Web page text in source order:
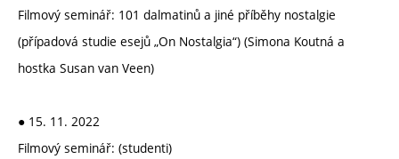
Filmový seminář: 101 dalmatinů a jiné příběhy nostalgie
(případová studie esejů „On Nostalgia“) (Simona Koutná a
hostka Susan van Veen)
● 15. 11. 2022
Filmový seminář: (studenti)